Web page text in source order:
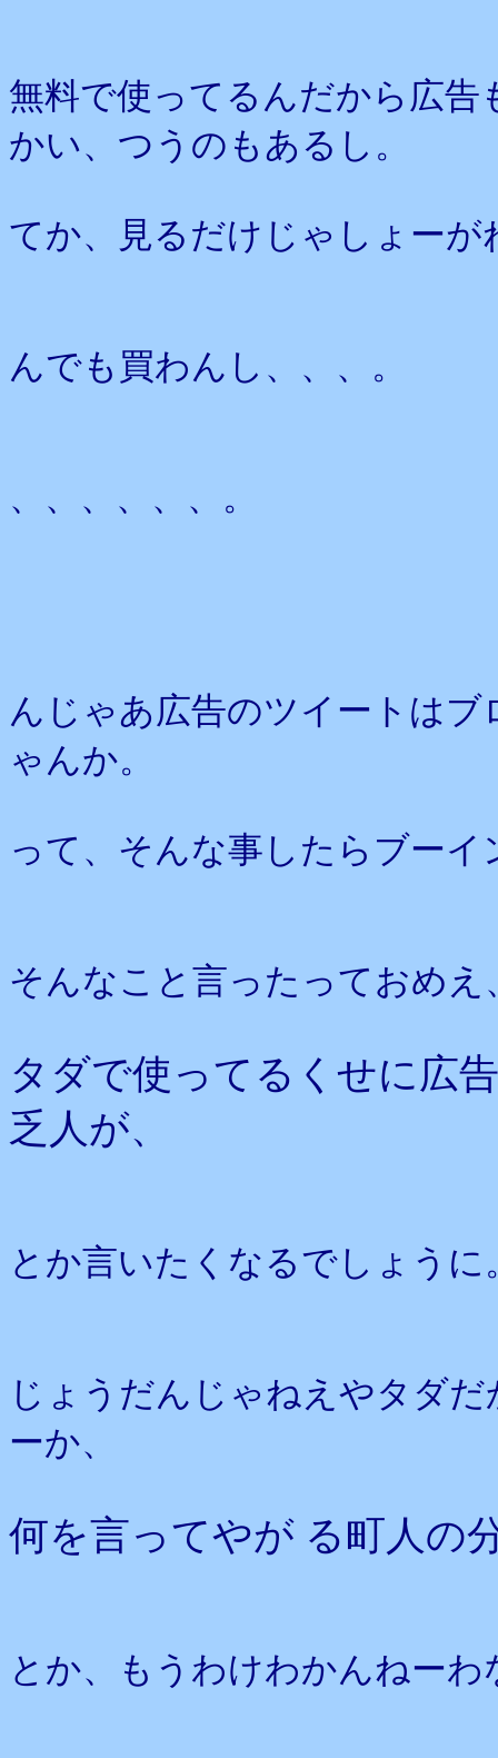
無料で使ってるんだから広
かい、つうのもあるし。
てか、見るだけじゃしょー
んでも買わんし、、、。
、、、、、、。
んじゃあ広告のツイートは
ゃんか。
って、そんな事したらブーイ
そんなこと言ったっておめえ
タダで使ってるくせに広
乏人が、
とか言いたくなるでしょうに
じょうだんじゃねえやタダ
ーか、
何を言ってやが る町人の
とか、もうわけわかんねーわ